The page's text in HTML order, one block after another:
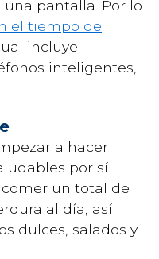
pantalla. Por lo
el tiempo de
incluye
inteligentes,
a hacer
por sí
un total de
al día, así
dulces, salados y